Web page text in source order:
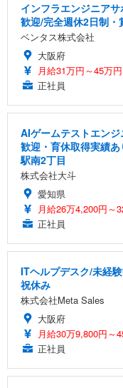
インフラエンジニア
歓迎/完全週休2日制・
ベンタス株式会社
大阪府
月給31万円～45万円
正社員
AIゲームテストエン
歓迎・育休取得実績
駅南2丁目
株式会社大斗
愛知県
月給26万4,200円～
正社員
ITヘルプデスク/未経
祝休み
株式会社Meta Sales
大阪府
月給30万9,800円～
正社員